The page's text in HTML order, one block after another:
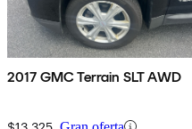
2017 GMC Terrain SLT AWD